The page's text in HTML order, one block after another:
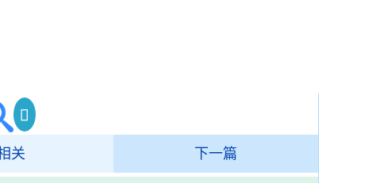
关 下一篇